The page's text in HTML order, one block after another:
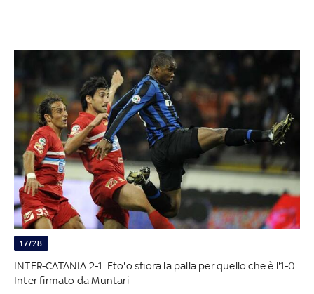
17/28
INTER-CATANIA 2-1. Eto'o sfiora la palla per quello che è l'1-0
Inter firmato da Muntari